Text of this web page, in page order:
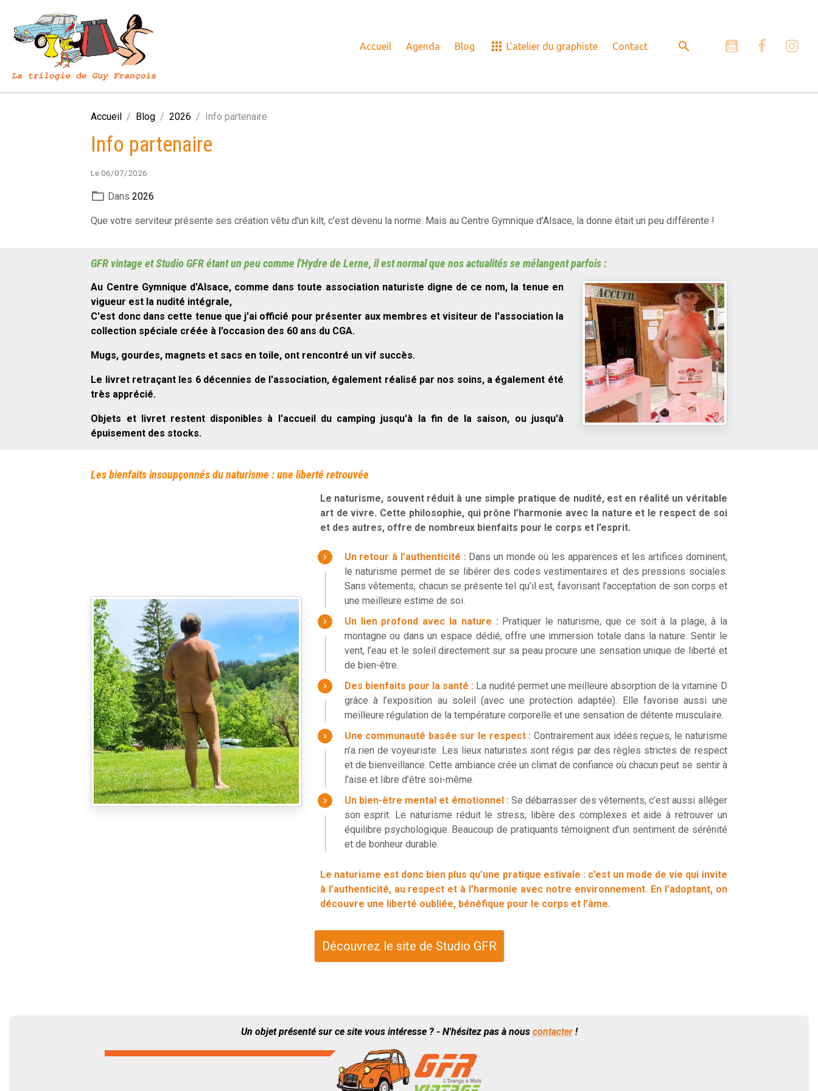
Accueil Agenda Blog L'atelier du graphiste Contact
Accueil Blog 2026 Info partenaire
Info partenaire
Le 06/07/2026
Dans2026
Que votre serviteur présente ses création vêtu d'un kilt, c'est devenu la norme. Mais au Centre Gymnique d'Alsace, la donne était un peu différente !
GFR vintage et Studio GFR étant un peu comme l'Hydre de Lerne, il est normal que nos actualités se mélangent parfois :
Au Centre Gymnique d'Alsace, comme dans toute association naturiste digne de ce nom, la tenue en
vigueur est la nudité intégrale,
C'est donc dans cette tenue que j'ai officié pour présenter aux membres et visiteur de l'association la
collection spéciale créée à l'occasion des 60 ans du CGA.
Mugs, gourdes, magnets et sacs en toile, ont rencontré un vif succès.
Le livret retraçant les 6 décennies de l'association, également réalisé par nos soins, a également été
très apprécié.
Objets et livret restent disponibles à l'accueil du camping jusqu'à la fin de la saison, ou jusqu'à
épuisement des stocks.
Les bienfaits insoupçonnés du naturisme : une liberté retrouvée
Le naturisme, souvent réduit à une simple pratique de nudité, est en réalité un véritable
art de vivre. Cette philosophie, qui prône l’harmonie avec la nature et le respect de soi
et des autres, offre de nombreux bienfaits pour le corps et l’esprit.
Un retour à l’authenticité : Dans un monde où les apparences et les artifices dominent,
le naturisme permet de se libérer des codes vestimentaires et des pressions sociales.
Sans vêtements, chacun se présente tel qu’il est, favorisant l’acceptation de son corps et
une meilleure estime de soi.
Un lien profond avec la nature : Pratiquer le naturisme, que ce soit à la plage, à la
montagne ou dans un espace dédié, offre une immersion totale dans la nature. Sentir le
vent, l’eau et le soleil directement sur sa peau procure une sensation unique de liberté et
de bien-être.
Des bienfaits pour la santé : La nudité permet une meilleure absorption de la vitamine D
grâce à l’exposition au soleil (avec une protection adaptée). Elle favorise aussi une
meilleure régulation de la température corporelle et une sensation de détente musculaire.
Une communauté basée sur le respect : Contrairement aux idées reçues, le naturisme
n’a rien de voyeuriste. Les lieux naturistes sont régis par des règles strictes de respect
et de bienveillance. Cette ambiance crée un climat de confiance où chacun peut se sentir à
l’aise et libre d’être soi-même.
Un bien-être mental et émotionnel : Se débarrasser des vêtements, c’est aussi alléger
son esprit. Le naturisme réduit le stress, libère des complexes et aide à retrouver un
équilibre psychologique. Beaucoup de pratiquants témoignent d’un sentiment de sérénité
et de bonheur durable.
Le naturisme est donc bien plus qu’une pratique estivale : c’est un mode de vie qui invite
à l’authenticité, au respect et à l’harmonie avec notre environnement. En l’adoptant, on
découvre une liberté oubliée, bénéfique pour le corps et l’âme.
Découvrez le site de Studio GFR
Un objet présenté sur ce site vous intéresse ? - N'hésitez pas à nous contacter !